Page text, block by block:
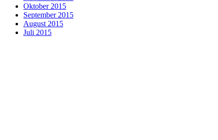
Oktober 2015
September 2015
August 2015
Juli 2015